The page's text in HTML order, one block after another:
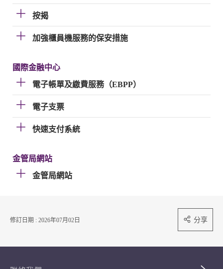
按揭
加強櫃員機服務的保安措施
國際金融中心
電子帳單及繳費服務（EBPP）
電子支票
快速支付系統
金管局網站
金管局網站
修訂日期 : 2026年07月02日 分享